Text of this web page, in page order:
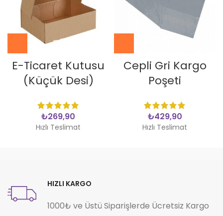
E-Ticaret Kutusu
(Küçük Desi)
₺
Hızlı Teslimat
Cepli Gri Kargo
Poşeti
₺
Hızlı Teslimat
HIZLI KARGO
1000₺ ve Üstü Siparişlerde Ücretsiz Kargo